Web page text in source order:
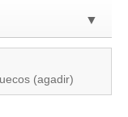
▼
▼
(agadir)